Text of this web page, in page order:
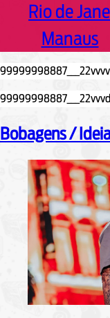
Rio de
Manaus
Bobagens /